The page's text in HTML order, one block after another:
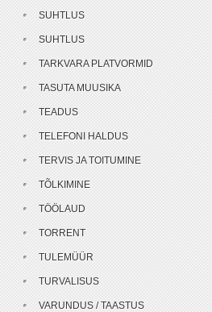
SUHTLUS
SUHTLUS
TARKVARA PLATVORMID
TASUTA MUUSIKA
TEADUS
TELEFONI HALDUS
TERVIS JA TOITUMINE
TÕLKIMINE
TÖÖLAUD
TORRENT
TULEMÜÜR
TURVALISUS
VARUNDUS / TAASTUS